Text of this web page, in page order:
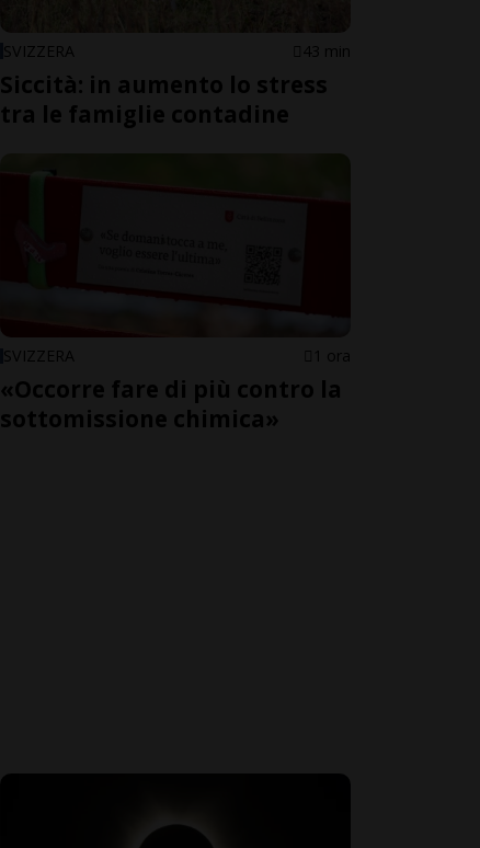
SVIZZERA 43 min
Siccità: in aumento lo stress
tra le famiglie contadine
SVIZZERA 1 ora
«Occorre fare di più contro la
sottomissione chimica»